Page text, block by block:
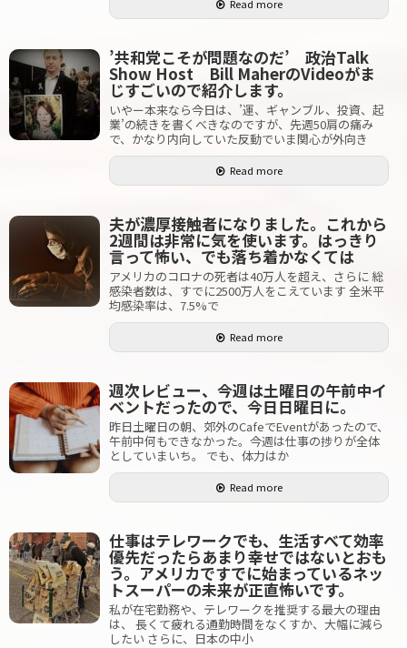
Read more
’共和党こそが問題なのだ’ 政治Talk
Show Host Bill MaherのVideoがま
じすごいので紹介します。
いやー本来なら今日は、’運、ギャンブル、投資、起
業’の続きを書くべきなのですが、先週50肩の痛み
で、かなり内向していた反動でいま関心が外向き
Read more
夫が濃厚接触者になりました。これから
2週間は非常に気を使います。はっきり
言って怖い、でも落ち着かなくては
アメリカのコロナの死者は40万人を超え、さらに 総
感染者数は、すでに2500万人をこえています 全米平
均感染率は、7.5%で
Read more
週次レビュー、今週は土曜日の午前中イ
ベントだったので、今日日曜日に。
昨日土曜日の朝、郊外のCafeでEventがあったので、
午前中何もできなかった。今週は仕事の捗りが全体
としていまいち。 でも、体力はか
Read more
仕事はテレワークでも、生活すべて効率
優先だったらあまり幸せではないとおも
う。アメリカですでに始まっているネッ
トスーパーの未来が正直怖いです。
私が在宅勤務や、テレワークを推奨する最大の理由
は、 長くて疲れる通勤時間をなくすか、大幅に減ら
したい さらに、日本の中小